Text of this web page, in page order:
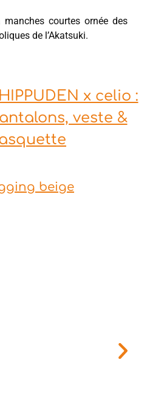
manches courtes ornée des
de l’Akatsuki.
x celio :
veste &
beige